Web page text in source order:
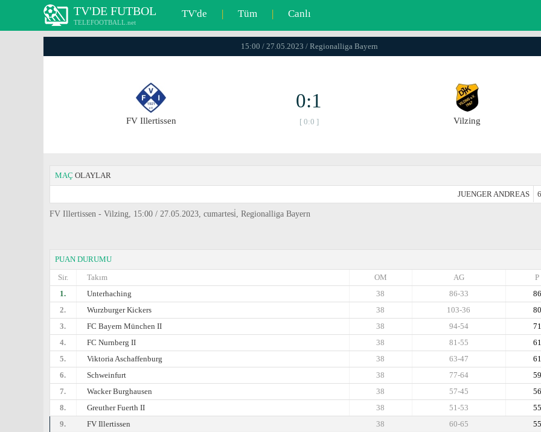
TV'DE FUTBOL
TELEFOOTBALL.net
TV'de | Tüm | Canlı
15:00 / 27.05.2023 / Regionalliga Bayern
FV Illertissen
0:1
[ 0:0 ] Vilzing
MAÇ OLAYLAR
JUENGER ANDREAS
FV Illertissen - Vilzing, 15:00 / 27.05.2023, cumartesi̇, Regionalliga Bayern
PUAN DURUMU
Sir.
Takım P
AG
OM
1.
Unterhaching 86
86-33
38
2.
Wurzburger Kickers 80
103-36
38
3.
FC Bayern München II 71
94-54
38
4.
FC Nurnberg II 61
81-55
38
5.
Viktoria Aschaffenburg 61
63-47
38
6.
Schweinfurt 59
77-64
38
7.
Wacker Burghausen 56
57-45
38
8.
Greuther Fuerth II 55
51-53
38
9.
FV Illertissen 55
60-65
38